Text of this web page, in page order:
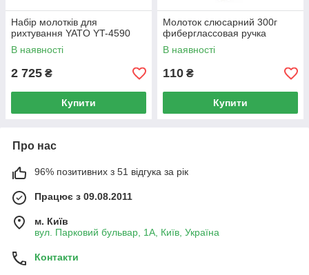
Набір молотків для
рихтування YATO YT-4590
В наявності
2 725 ₴
Купити
Молоток слюсарний 300г
фиберглассовая ручка
В наявності
110 ₴
Купити
Про нас
96% позитивних з 51 відгука за рік
Працює з 09.08.2011
м. Київ
вул. Парковий бульвар, 1А, Київ, Україна
Контакти